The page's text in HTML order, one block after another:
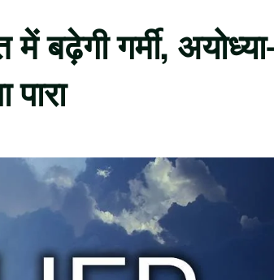
बढ़ेगी गर्मी,